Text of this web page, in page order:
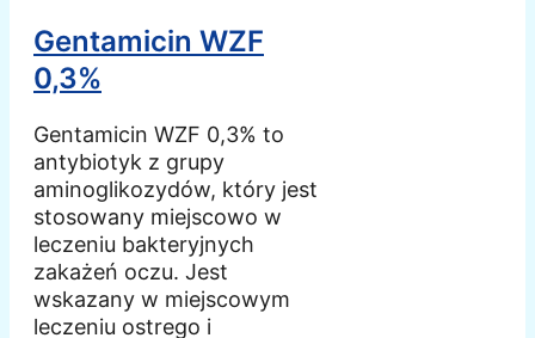
Gentamicin WZF
0,3%
Gentamicin WZF 0,3% to
antybiotyk z grupy
aminoglikozydów, który jest
stosowany miejscowo w
leczeniu bakteryjnych
zakażeń oczu. Jest
wskazany w miejscowym
leczeniu ostrego i